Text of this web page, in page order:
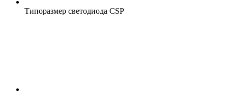
Типоразмер светодиода CSP